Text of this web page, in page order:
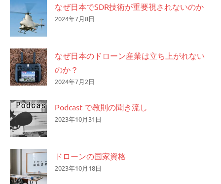
なぜ日本でSDR技術が重要視されないのか
2024年7月8日
なぜ日本のドローン産業は立ち上がれない
のか？
2024年7月2日
Podcast で教則の聞き流し
2023年10月31日
ドローンの国家資格
2023年10月18日